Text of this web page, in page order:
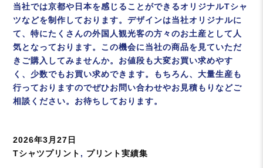
当社では京都や日本を感じることができるオリジナルTシャ
ツなどを制作しております。デザインは当社オリジナルに
て、特にたくさんの外国人観光客の方々のお土産として人
気となっております。この機会に当社の商品を見ていただ
きご購入してみませんか。お値段も大変お買い求めやす
く、少数でもお買い求めできます。もちろん、大量生産も
行っておりますのでぜひお問い合わせやお見積もりなどご
相談ください。お待ちしております。
投
稿
2026年3月27日
カ
Tシャツプリント , プリント実績集